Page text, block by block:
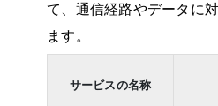
て、通信経路やデータに
ます。
サービスの名称